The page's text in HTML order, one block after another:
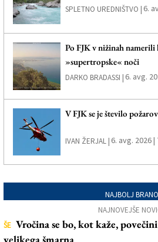
SPLETNO UREDNIŠTVO | 6.
Po FJK v nižinah namerili
»supertropske« noči
DARKO BRADASSI | 6. avg.
V FJK se je število
IVAN ŽERJAL | 6. avg. 2026 |
NAJBOLJ BRANO
NAJNOVEJŠE
ŠE Vročina se bo, kot kaže,